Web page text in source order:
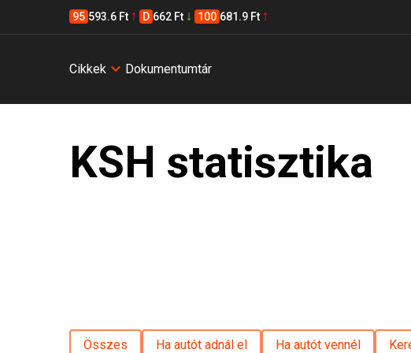
95 593.6 Ft D 662 Ft 100 681.9 Ft
Cikkek Dokumentumtár
KSH statisztika
Összes Ha autót adnál el Ha autót vennél